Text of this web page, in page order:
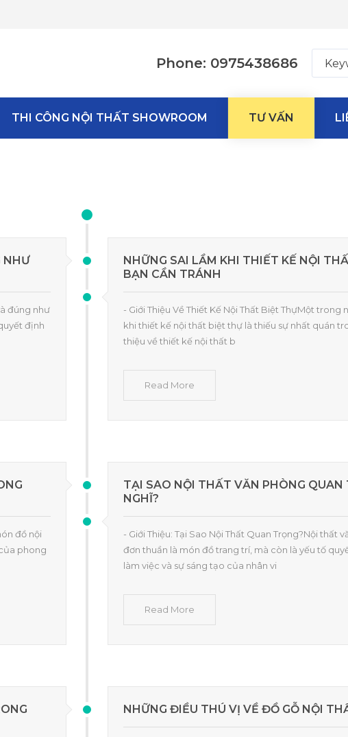
Phone: 0975438686
THI CÔNG NỘI THẤT SHOWROOM TƯ VẤN
NHƯ
đúng như
định
NHỮNG SAI LẦM KHI THIẾT KẾ NỘI
BẠN CẦN TRÁNH
- Giới Thiệu Về Thiết Kế Nội Thất Biệt ThựMột trong
khi thiết kế nội thất biệt thự là thiếu sự nhất quán
thiệu về thiết kế nội thất b
Read More
đồ nội
phong
TẠI SAO NỘI THẤT VĂN PHÒNG QUAN
NGHĨ?
- Giới Thiệu: Tại Sao Nội Thất Quan Trọng?Nội thất
đơn thuần là món đồ trang trí, mà còn là yếu tố
làm việc và sự sáng tạo của nhân vi
Read More
NHỮNG ĐIỀU THÚ VỊ VỀ ĐỒ GỖ NỘI